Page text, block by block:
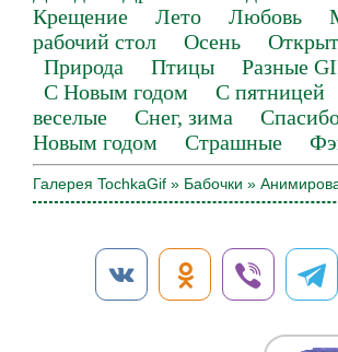
Крещение
Лето Любовь
рабочий стол
Осень
Природа
Птицы Разные
С Новым годом
С пятницей
веселые
Снег, зима
Новым годом
Страшные
Галерея TochkaGif » Бабочки »